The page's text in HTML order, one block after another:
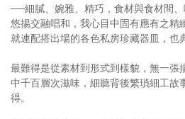
──細膩、婉雅、精巧，食材與食材間
悠揚交融唱和，我心目中固有應有之精
就連配搭出場的各色私房珍藏器皿，也
最難得是從素材到形式到樣貌，無一張
中千百層次滋味，細聽背後繁瑣細工故
得。